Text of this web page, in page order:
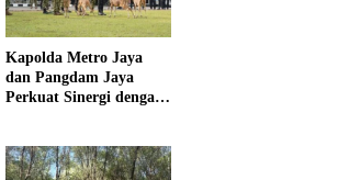
Kapolda Metro Jaya
dan Pangdam Jaya
Perkuat Sinergi dengan